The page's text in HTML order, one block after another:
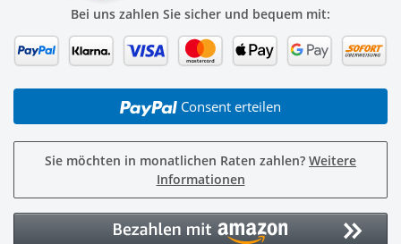
Bei uns zahlen Sie sicher und bequem mit:
Consent erteilen
Sie möchten in monatlichen Raten zahlen? Weitere
Informationen